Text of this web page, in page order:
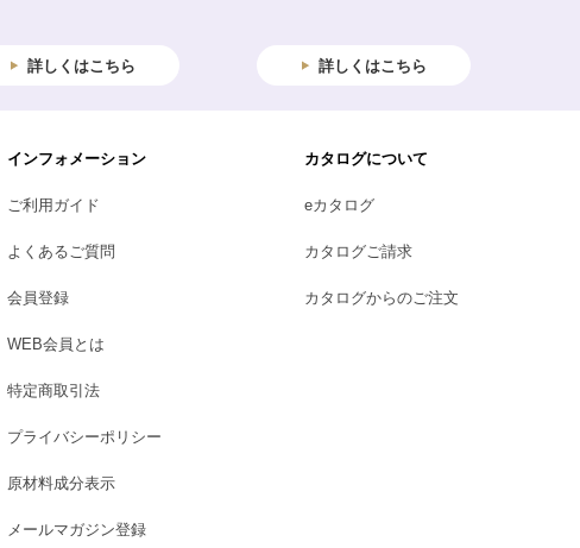
詳しくはこちら 詳しくはこちら
インフォメーション
ご利用ガイド
よくあるご質問
会員登録
WEB会員とは
特定商取引法
プライバシーポリシー
原材料成分表示
メールマガジン登録
カタログについて
eカタログ
カタログご請求
カタログからのご注文